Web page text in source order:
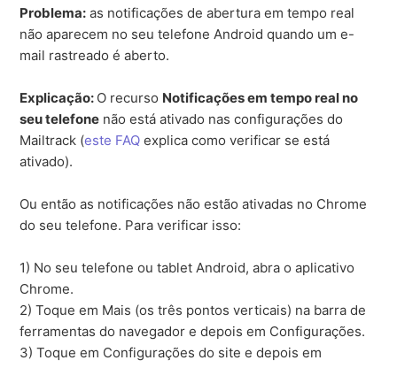
Problema: as notificações de abertura em tempo real
não aparecem no seu telefone Android quando um e-
mail rastreado é aberto.
Explicação: O recurso Notificações em tempo real no
seu telefone não está ativado nas configurações do
Mailtrack (este FAQ explica como verificar se está
ativado).
Ou então as notificações não estão ativadas no Chrome
do seu telefone. Para verificar isso:
1) No seu telefone ou tablet Android, abra o aplicativo
Chrome.
2) Toque em Mais (os três pontos verticais) na barra de
ferramentas do navegador e depois em Configurações.
3) Toque em Configurações do site e depois em